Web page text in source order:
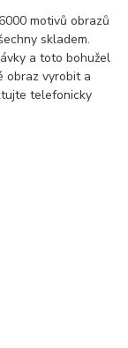
motivů obrazů
skladem.
a toto bohužel
obraz vyrobit a
telefonicky